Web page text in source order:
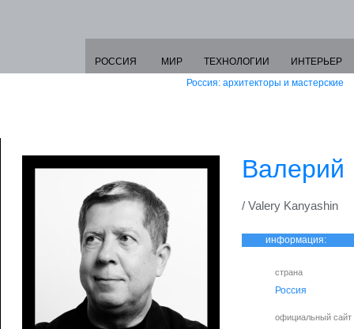
РОССИЯ МИР ТЕХНОЛОГИИ
ИНТЕРЬЕР
Россия: архитекторы и мастерские
/ Valery Kanyashin
информация:
страна
Россия
официальный сайт